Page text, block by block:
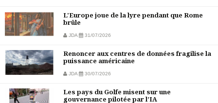
L'Europe joue de la lyre pendant que Rome
brûle
JDA 31/07/2026
Renoncer aux centres de données fragilise la
puissance américaine
JDA 30/07/2026
Les pays du Golfe misent sur une
gouvernance pilotée par l’IA